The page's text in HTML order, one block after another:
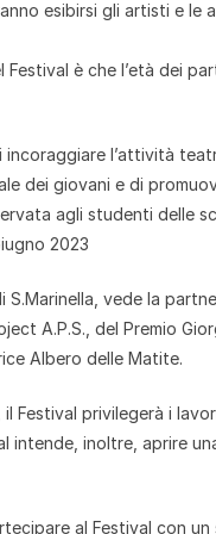
esibirsi gli artisti e le
è che l’età dei
incoraggiare l’attività
dei giovani e di
agli studenti delle
2023
vede la
A.P.S., del Premio
Albero delle Matite.
Festival privilegerà i
intende, inoltre, aprire
al Festival con